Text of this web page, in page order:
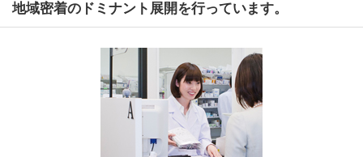
地域密着のドミナント展開を行っています。